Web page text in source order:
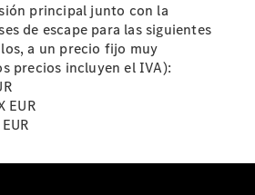
principal junto con la
de escape para las siguientes
a un precio fijo muy
precios incluyen el IVA):
EUR